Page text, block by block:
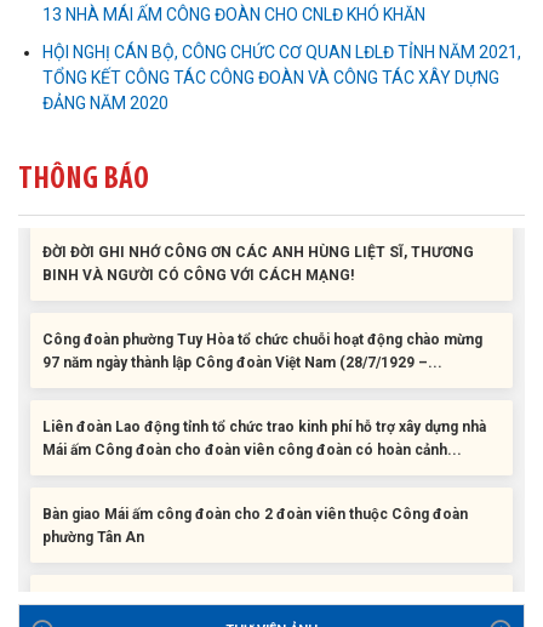
13 NHÀ MÁI ẤM CÔNG ĐOÀN CHO CNLĐ KHÓ KHĂN
HỘI NGHỊ CÁN BỘ, CÔNG CHỨC CƠ QUAN LĐLĐ TỈNH NĂM 2021,
TỔNG KẾT CÔNG TÁC CÔNG ĐOÀN VÀ CÔNG TÁC XÂY DỰNG
ĐẢNG NĂM 2020
THÔNG BÁO
Bàn giao Mái ấm công đoàn cho 2 đoàn viên thuộc Công đoàn
phường Tân An
ĐỜI ĐỜI GHI NHỚ CÔNG ƠN CÁC ANH HÙNG LIỆT SĨ, THƯƠNG
BINH VÀ NGƯỜI CÓ CÔNG VỚI CÁCH MẠNG!
Công đoàn phường Tuy Hòa tổ chức chuỗi hoạt động chào mừng
Liên đoàn Lao động tỉnh tổ chức trao kinh phí hỗ trợ xây dựng nhà
Bàn giao Mái ấm công đoàn cho 2 đoàn viên thuộc Công đoàn
Liên đoàn Lao động tỉnh trao tặng 100 bộ bút chấm đọc tiếng Anh